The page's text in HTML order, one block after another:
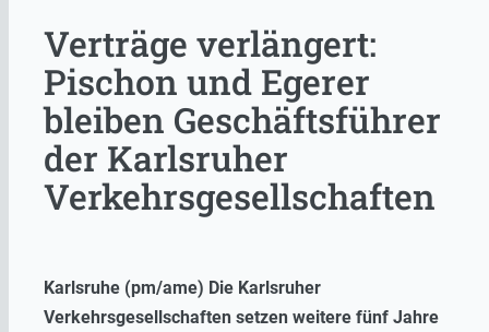
Verträge verlängert:
Pischon und Egerer
bleiben Geschäftsführer
der Karlsruher
Verkehrsgesellschaften
Karlsruhe (pm/ame) Die Karlsruher
Verkehrsgesellschaften setzen weitere fünf Jahre